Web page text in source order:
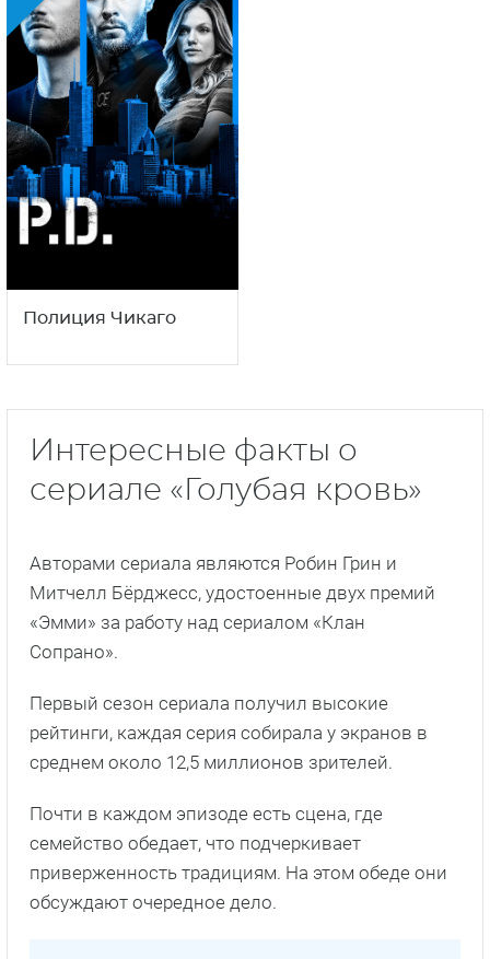
Полиция Чикаго
Интересные факты о
сериале «Голубая кровь»
Авторами сериала являются Робин Грин и
Митчелл Бёрджесс, удостоенные двух премий
«Эмми» за работу над сериалом «Клан
Сопрано».
Первый сезон сериала получил высокие
рейтинги, каждая серия собирала у экранов в
среднем около 12,5 миллионов зрителей.
Почти в каждом эпизоде есть сцена, где
семейство обедает, что подчеркивает
приверженность традициям. На этом обеде они
обсуждают очередное дело.